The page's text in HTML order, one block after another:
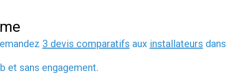
3 devis comparatifs aux installateurs dans
et sans engagement.